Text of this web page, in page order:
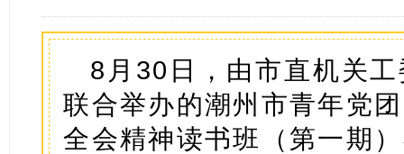
8月30日，由市直机关
联合举办的潮州市青年党
全会精神读书班（第一期